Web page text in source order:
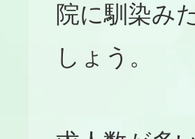
院に馴染み
しょう。